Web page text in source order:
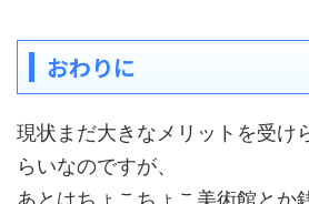
おわりに
現状まだ大きなメリットを受け
らいなのですが、
あとはちょこちょこ美術館とか